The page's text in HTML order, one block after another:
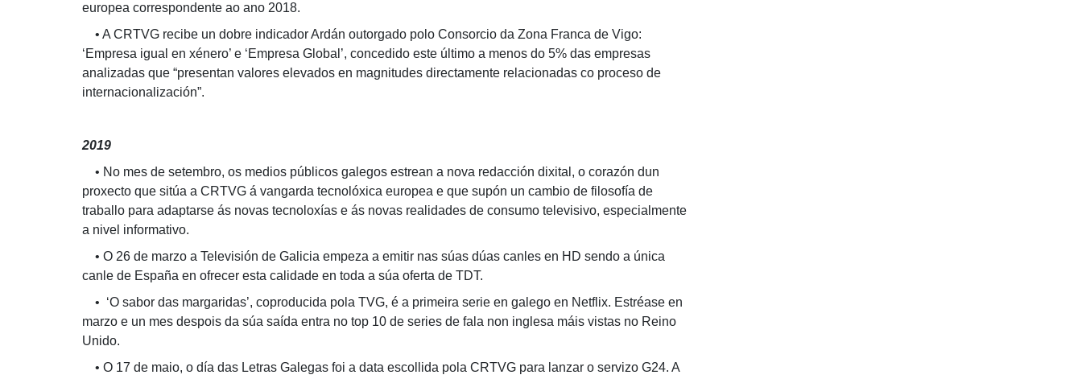
europea correspondente ao ano 2018.
• A CRTVG recibe un dobre indicador Ardán outorgado polo Consorcio da Zona Franca de Vigo:
‘Empresa igual en xénero’ e ‘Empresa Global’, concedido este último a menos do 5% das empresas
analizadas que “presentan valores elevados en magnitudes directamente relacionadas co proceso de
internacionalización”.
2019
• No mes de setembro, os medios públicos galegos estrean a nova redacción dixital, o corazón dun
proxecto que sitúa a CRTVG á vangarda tecnolóxica europea e que supón un cambio de filosofía de
traballo para adaptarse ás novas tecnoloxías e ás novas realidades de consumo televisivo, especialmente
a nivel informativo.
• O 26 de marzo a Televisión de Galicia empeza a emitir nas súas dúas canles en HD sendo a única
canle de España en ofrecer esta calidade en toda a súa oferta de TDT.
• ‘O sabor das margaridas’, coproducida pola TVG, é a primeira serie en galego en Netflix. Estréase en
marzo e un mes despois da súa saída entra no top 10 de series de fala non inglesa máis vistas no Reino
Unido.
• O 17 de maio, o día das Letras Galegas foi a data escollida pola CRTVG para lanzar o servizo G24. A